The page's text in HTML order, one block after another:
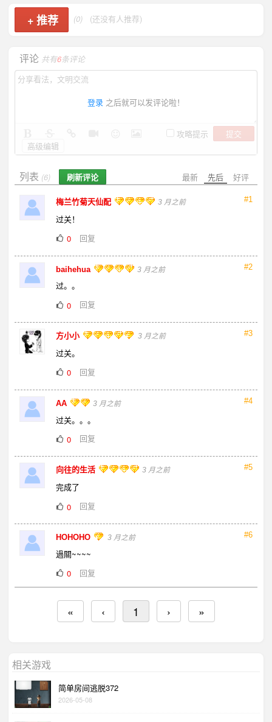
+推荐 (0) (还没有人推荐)
评论 共有6条评论
登录 之后就可以发评论啦！
攻略提示
提交
高级编辑
最新 先后 好评
列表 (6) 刷新评论
#1
梅兰竹菊天仙配 3 月之前
过关！
0
回复
#2
baihehua 3 月之前
过。。
0
回复
#3
方小小 3 月之前
过关。
0
回复
#4
AA 3 月之前
过关。。。
0
回复
#5
向往的生活 3 月之前
完成了
0
回复
#6
HOHOHO 3 月之前
過關~~~~
0
回复
« ‹ 1 › »
相关游戏
简单房间逃脱372
2026-05-08